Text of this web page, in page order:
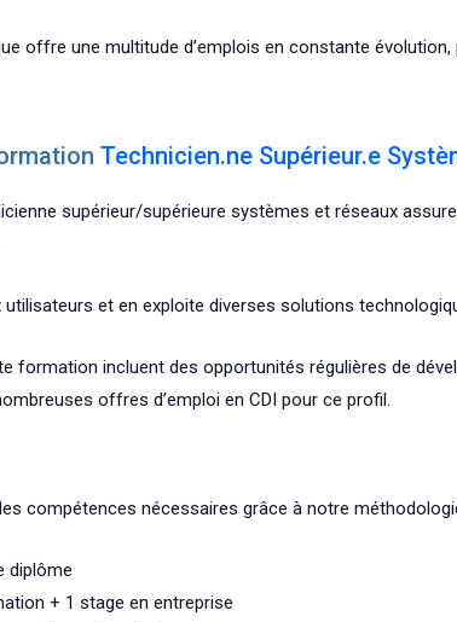
offre une multitude d’emplois en constante
Technicien.ne Supérieur.e
supérieur/supérieure systèmes et réseaux
et en exploite diverses solutions
formation incluent des opportunités régulières de
offres d’emploi en CDI pour ce profil.
compétences nécessaires grâce à notre
diplôme
+ 1 stage en entreprise